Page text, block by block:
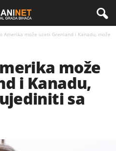
Amerika može uzeti Grenland i Kanadu, može
može
i Kanadu,
ujediniti sa